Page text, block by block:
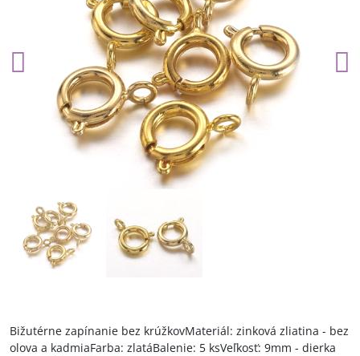
Bižutérne zapínanie bez krúžkovMateriál: zinková zliatina - bez
olova a kadmiaFarba: zlatáBalenie: 5 ksVeľkosť: 9mm - dierka